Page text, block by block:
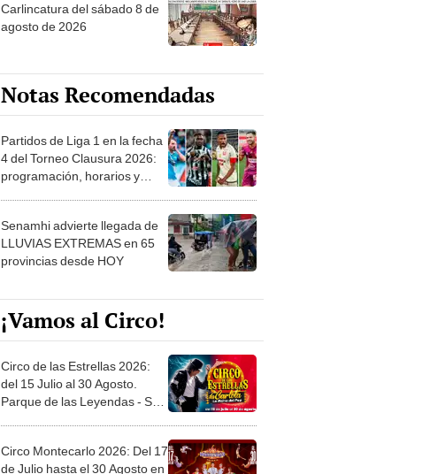
Carlincatura del sábado 8 de
agosto de 2026
Notas Recomendadas
Partidos de Liga 1 en la fecha
4 del Torneo Clausura 2026:
programación, horarios y
Senamhi advierte llegada de
LLUVIAS EXTREMAS en 65
provincias desde HOY
¡Vamos al Circo!
Circo de las Estrellas 2026:
del 15 Julio al 30 Agosto.
Parque de las Leyendas - San
Circo Montecarlo 2026: Del 17
de Julio hasta el 30 Agosto en